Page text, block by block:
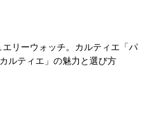
リーウォッチ。カルティエ「パ
ルティエ」の魅力と選び方